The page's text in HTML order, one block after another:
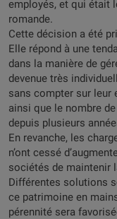
employés, et qui était
romande.
Cette décision a été
Elle répond à une
dans la manière de
devenue très
sans compter sur leur
ainsi que le nombre
depuis plusieurs
En revanche, les
n’ont cessé
sociétés de maintenir
Différentes solutions
ce patrimoine en
pérennité sera